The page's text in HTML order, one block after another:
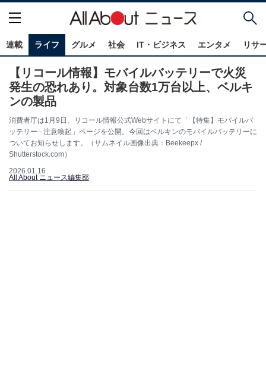
連載 ライフ グルメ 社会 IT・ビジネス エンタメ リサ
【リコール情報】モバイルバッテリーで火災
発生の恐れあり。対象台数1万台以上、ベルキ
ンの製品
消費者庁は1月9日、リコール情報公式Webサイトにて「【特集】モバイルバ
ッテリー - 注意喚起」ページを公開。今回はベルキンのモバイルバッテリーに
ついてお知らせします。（サムネイル画像出典：Beekeepx /
Shutterstock.com）
2026.01.16
All About ニュース編集部